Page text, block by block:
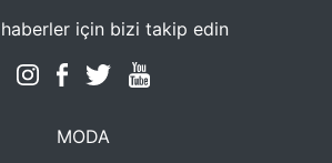
için bizi takip edin
MODA